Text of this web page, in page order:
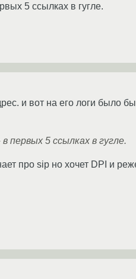
5 ссылках в гугле.
и вот на его логи было
первых 5 ссылках в гугле.
про sip но хочет DPI и